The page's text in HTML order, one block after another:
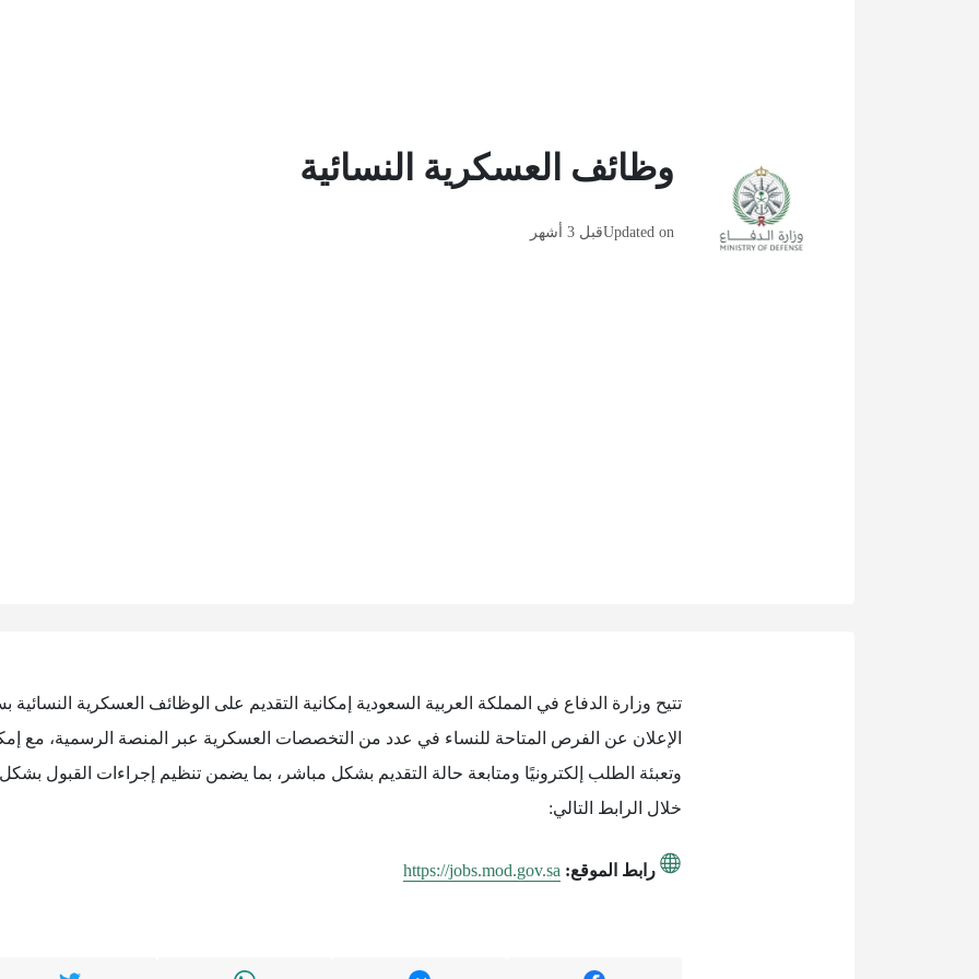
وظائف العسكرية النسائية
Updated onقبل 3 أشهر
تتيح وزارة الدفاع في المملكة العربية السعودية إمكانية التقديم على الوظائف العسكرية
الإعلان عن الفرص المتاحة للنساء في عدد من التخصصات العسكرية عبر المنصة الرسمية، مع
وتعبئة الطلب إلكترونيًا ومتابعة حالة التقديم بشكل مباشر، بما يضمن تنظيم إجراءات القبول
خلال الرابط التالي:
رابط الموقع: https://jobs.mod.gov.sa